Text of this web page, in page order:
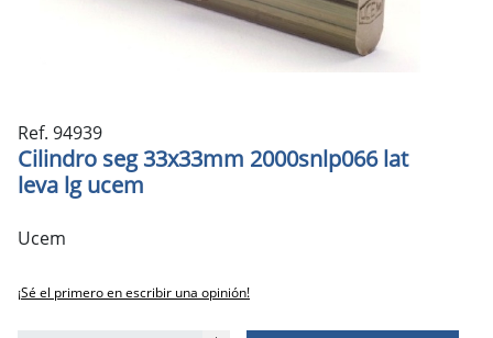
Ref. 94939
Cilindro seg 33x33mm 2000snlp066 lat
leva lg ucem
Ucem
¡Sé el primero en escribir una opinión!